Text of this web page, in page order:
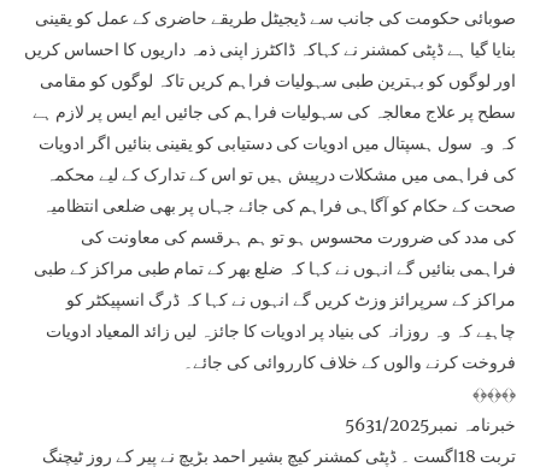
صوبائی حکومت کی جانب سے ڈیجیٹل طریقے حاضری کے عمل کو یقینی
بنایا گیا ہے ڈپٹی کمشنر نے کہاکہ ڈاکٹرز اپنی ذمہ داریوں کا احساس کریں
اور لوگوں کو بہترین طبی سہولیات فراہم کریں تاکہ لوگوں کو مقامی
سطح پر علاج معالجہ کی سہولیات فراہم کی جائیں ایم ایس پر لازم ہے
کہ وہ سول ہسپتال میں ادویات کی دستیابی کو یقینی بنائیں اگر ادویات
کی فراہمی میں مشکلات درپیش ہیں تو اس کے تدارک کے لیے محکمہ
صحت کے حکام کو آگاہی فراہم کی جائے جہاں پر بھی ضلعی انتظامیہ
کی مدد کی ضرورت محسوس ہو تو ہم ہرقسم کی معاونت کی
فراہمی بنائیں گے انہوں نے کہا کہ ضلع بھر کے تمام طبی مراکز کے طبی
مراکز کے سرپرائز وزٹ کریں گے انہوں نے کہا کہ ڈرگ انسپیکٹر کو
چاہیے کہ وہ روزانہ کی بنیاد پر ادویات کا جائزہ لیں زائد المعیاد ادویات
فروخت کرنے والوں کے خلاف کارروائی کی جائے۔
﴾﴿﴾﴿﴾﴿
خبرنامہ نمبر5631/2025
تربت 18اگست ۔ ڈپٹی کمشنر کیچ بشیر احمد بڑیچ نے پیر کے روز ٹیچنگ